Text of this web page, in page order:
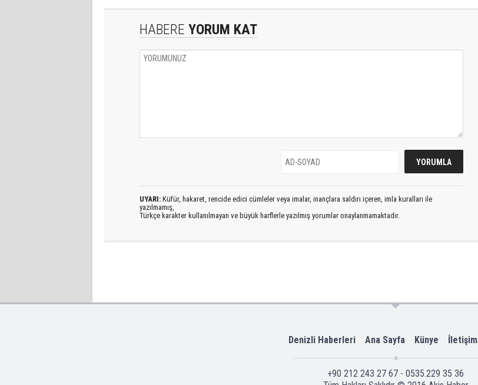
HABERE YORUM KAT
UYARI: Küfür, hakaret, rencide edici cümleler veya imalar, inançlara saldırı içeren, imla kuralları ile
yazılmamış,
Türkçe karakter kullanılmayan ve büyük harflerle yazılmış yorumlar onaylanmamaktadır.
Denizli Haberleri Ana Sayfa Künye İletişim
+90 212 243 27 67 - 0535.229 35 36